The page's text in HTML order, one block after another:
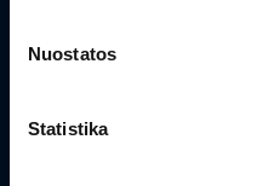
Nuostatos
Statistika